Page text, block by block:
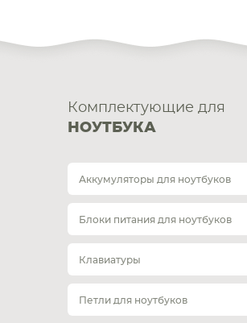
Комплектующие для
НОУТБУКА
Аккумуляторы для ноутбуков
Блоки питания для ноутбуков
Клавиатуры
Петли для ноутбуков